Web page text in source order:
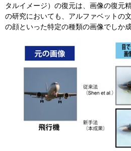
タルイメージ）の復元は、画像の復元
の研究においても、アルファベットの
の顔といった特定の種類の画像でしか